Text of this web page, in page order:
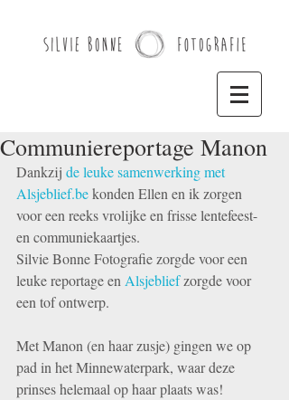
Communiereportage Manon
Dankzij de leuke samenwerking met
Alsjeblief.be konden Ellen en ik zorgen
voor een reeks vrolijke en frisse lentefeest-
en communiekaartjes.
Silvie Bonne Fotografie zorgde voor een
leuke reportage en Alsjeblief zorgde voor
een tof ontwerp.
Met Manon (en haar zusje) gingen we op
pad in het Minnewaterpark, waar deze
prinses helemaal op haar plaats was!